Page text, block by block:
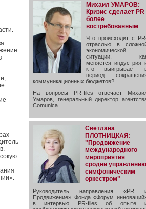
—
—
Михаил УМАРОВ:
Кризис сделает PR
более
востребованным
Что происходит с
отраслью в
экономической
ситуации,
меняется индустрия
кто выигрывает
период
коммуникационных бюджетов?
На вопросы PR-files отвечает
Умаров, генеральный директор
Comunica.
Светлана
ПЛОТНИЦКАЯ:
"Продвижение
международного
мероприятия
сродни управлению
симфоническим
оркестром"
Руководитель направления «PR
Продвижение» Фонда «Форум
в интервью PR-files об опыте